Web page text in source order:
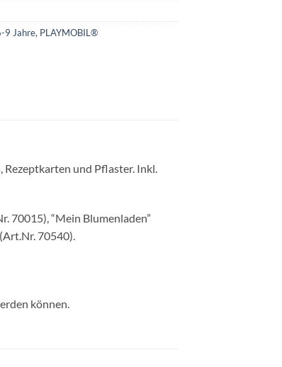
9 Jahre, PLAYMOBIL®
und Pflaster. Inkl.
70015), “Mein Blumenladen”
70540).
können.